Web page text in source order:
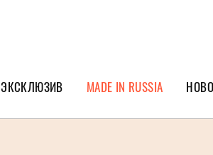
ЭКСКЛЮЗИВ
ГЕРОИ PEOPLETALK
MADE IN RUSSIA